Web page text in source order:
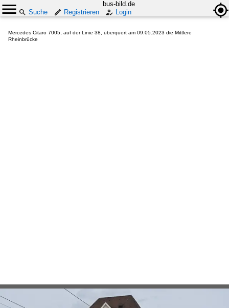
bus-bild.de
Suche
Registrieren Login
Mercedes Citaro 7005, auf der Linie 38, überquert am 09.05.2023 die Mittlere
Rheinbrücke